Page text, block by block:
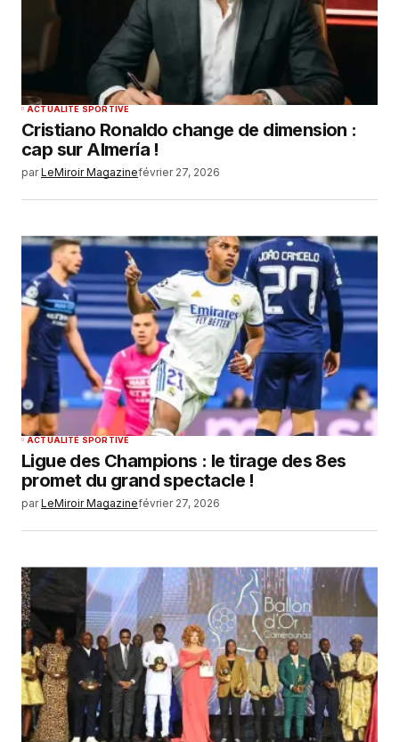
ACTUALITÉ SPORTIVE
Cristiano Ronaldo change de dimension :
cap sur Almería !
par LeMiroir Magazinefévrier 27, 2026
ACTUALITÉ SPORTIVE
Ligue des Champions : le tirage des 8es
promet du grand spectacle !
par LeMiroir Magazinefévrier 27, 2026